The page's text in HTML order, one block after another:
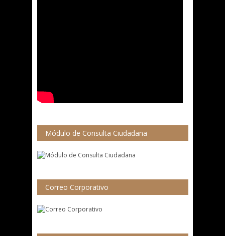
Módulo de Consulta Ciudadana
Correo Corporativo